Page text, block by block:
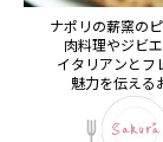
ナポリの薪窯のピ
肉料理やジビエ
イタリアンとフ
魅力を伝える